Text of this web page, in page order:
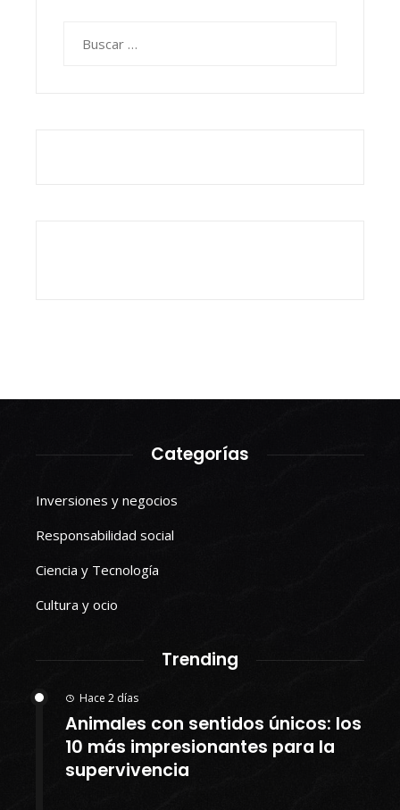
Categorías
Inversiones y negocios
Responsabilidad social
Ciencia y Tecnología
Cultura y ocio
Trending
Hace 2 días
Animales con sentidos únicos: los
10 más impresionantes para la
supervivencia